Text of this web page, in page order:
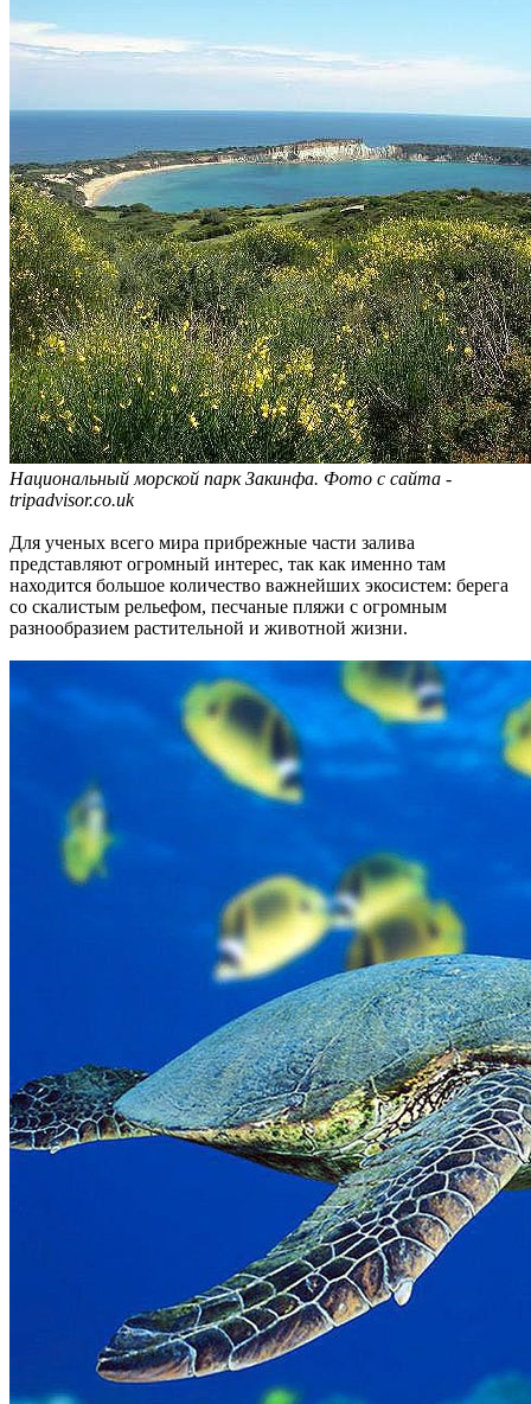
Национальный морской парк Закинфа. Фото с сайта -
tripadvisor.co.uk
Для ученых всего мира прибрежные части залива
представляют огромный интерес, так как именно там
находится большое количество важнейших экосистем: берега
со скалистым рельефом, песчаные пляжи с огромным
разнообразием растительной и животной жизни.